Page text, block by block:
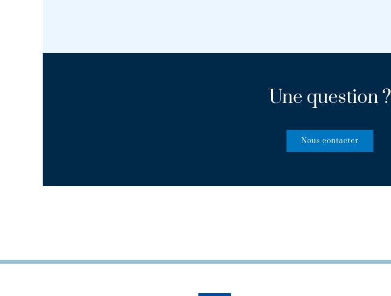
Une question ?
Nous contacter